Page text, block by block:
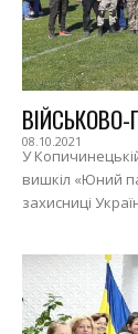
08.10.2021
У
вишкіл «Юний
захисниці